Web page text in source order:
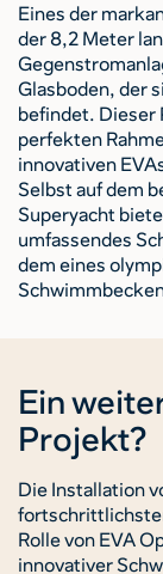
Eines der
der 8,2 Meter
Glasboden, der
befindet. Dieser
perfekten
innovativen
Selbst auf dem
Superyacht
umfassendes
dem eines
Ein
Projekt?
Die Installation
Rolle von EVA
innovativer